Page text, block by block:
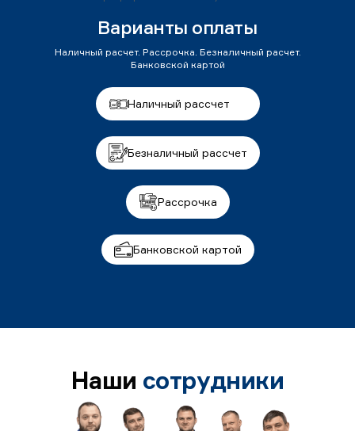
Варианты оплаты
Наличный расчет. Рассрочка. Безналичный расчет.
Банковской картой
Наличный рассчет
Безналичный рассчет
Рассрочка
Банковской картой
Наши сотрудники